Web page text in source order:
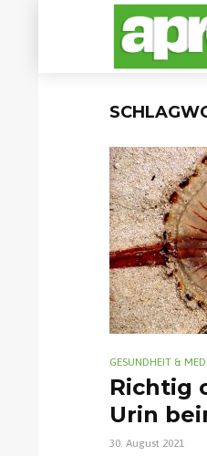
GESUNDHEIT &
Richtig
Urin
30. August 2021